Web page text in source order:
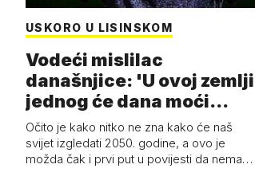
USKORO U LISINSKOM
Vodeći mislilac
današnjice: 'U ovoj zemlji
jednog će dana moći
razviti i superl…
Očito je kako nitko ne zna kako će naš
svijet izgledati 2050. godine, a ovo je
možda čak i prvi put u povijesti da nema…